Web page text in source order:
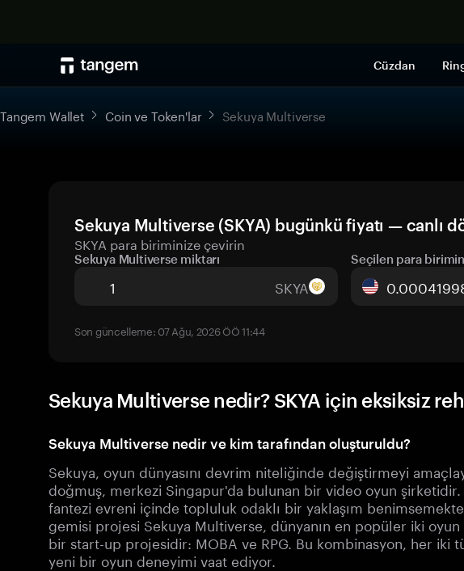
Cüzdan
Tangem Wallet Coin ve Token'lar Sekuya Multiverse
Sekuya Multiverse (SKYA) bugünkü fiyatı — canlı
SKYA para biriminize çevirin
Sekuya Multiverse miktarı
SKYA
Seçilen para
Son güncelleme: 07 Ağu, 2026 ÖÖ 11:44
Sekuya Multiverse nedir? SKYA için eksiksiz
Sekuya Multiverse nedir ve kim tarafından oluşturuldu?
Sekuya, oyun dünyasını devrim niteliğinde değiştirmeyi
doğmuş, merkezi Singapur'da bulunan bir video oyun
fantezi evreni içinde topluluk odaklı bir yaklaşım
gemisi projesi Sekuya Multiverse, dünyanın en popüler iki
bir start-up projesidir: MOBA ve RPG. Bu kombinasyon, her iki
yeni bir oyun deneyimi vaat ediyor.